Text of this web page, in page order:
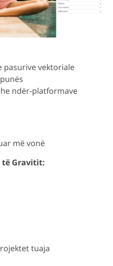
pasurive vektoriale
ndër-platformave
më vonë
të Gravitit:
tuaja